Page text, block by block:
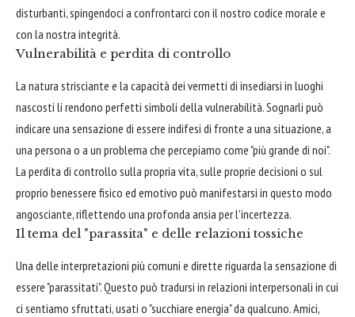
disturbanti, spingendoci a confrontarci con il nostro codice morale e
con la nostra integrità.
Vulnerabilità e perdita di controllo
La natura strisciante e la capacità dei vermetti di insediarsi in luoghi
nascosti li rendono perfetti simboli della vulnerabilità. Sognarli può
indicare una sensazione di essere indifesi di fronte a una situazione, a
una persona o a un problema che percepiamo come "più grande di noi".
La perdita di controllo sulla propria vita, sulle proprie decisioni o sul
proprio benessere fisico ed emotivo può manifestarsi in questo modo
angosciante, riflettendo una profonda ansia per l'incertezza.
Il tema del "parassita" e delle relazioni tossiche
Una delle interpretazioni più comuni e dirette riguarda la sensazione di
essere "parassitati". Questo può tradursi in relazioni interpersonali in cui
ci sentiamo sfruttati, usati o "succhiare energia" da qualcuno. Amici,